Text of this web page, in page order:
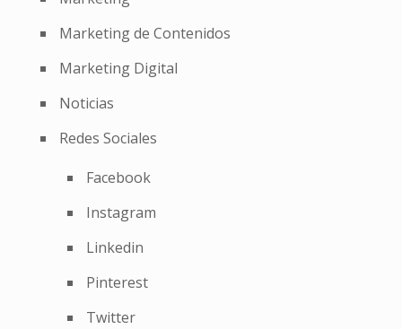
Marketing de Contenidos
Marketing Digital
Noticias
Redes Sociales
Facebook
Instagram
Linkedin
Pinterest
Twitter